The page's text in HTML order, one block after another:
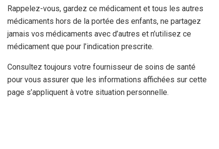
Rappelez-vous, gardez ce médicament et tous les autres
médicaments hors de la portée des enfants, ne partagez
jamais vos médicaments avec d’autres et n’utilisez ce
médicament que pour l’indication prescrite.
Consultez toujours votre fournisseur de soins de santé
pour vous assurer que les informations affichées sur cette
page s’appliquent à votre situation personnelle.